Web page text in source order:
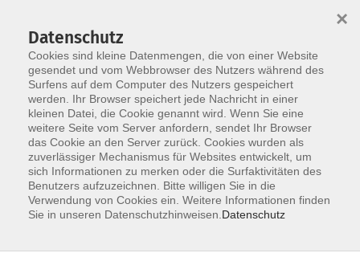
Skip to main content
Der Kurs konnte nicht gefunden werden.
Datenschutz
Cookies sind kleine Datenmengen, die von einer Website
gesendet und vom Webbrowser des Nutzers während des
Surfens auf dem Computer des Nutzers gespeichert
werden. Ihr Browser speichert jede Nachricht in einer
kleinen Datei, die Cookie genannt wird. Wenn Sie eine
weitere Seite vom Server anfordern, sendet Ihr Browser
das Cookie an den Server zurück. Cookies wurden als
zuverlässiger Mechanismus für Websites entwickelt, um
sich Informationen zu merken oder die Surfaktivitäten des
Benutzers aufzuzeichnen. Bitte willigen Sie in die
Verwendung von Cookies ein. Weitere Informationen finden
Sie in unseren Datenschutzhinweisen. Datenschutz
×